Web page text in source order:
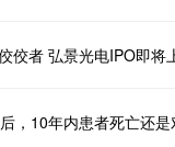
佼者 弘景光电IPO即将
，10年内患者死亡还